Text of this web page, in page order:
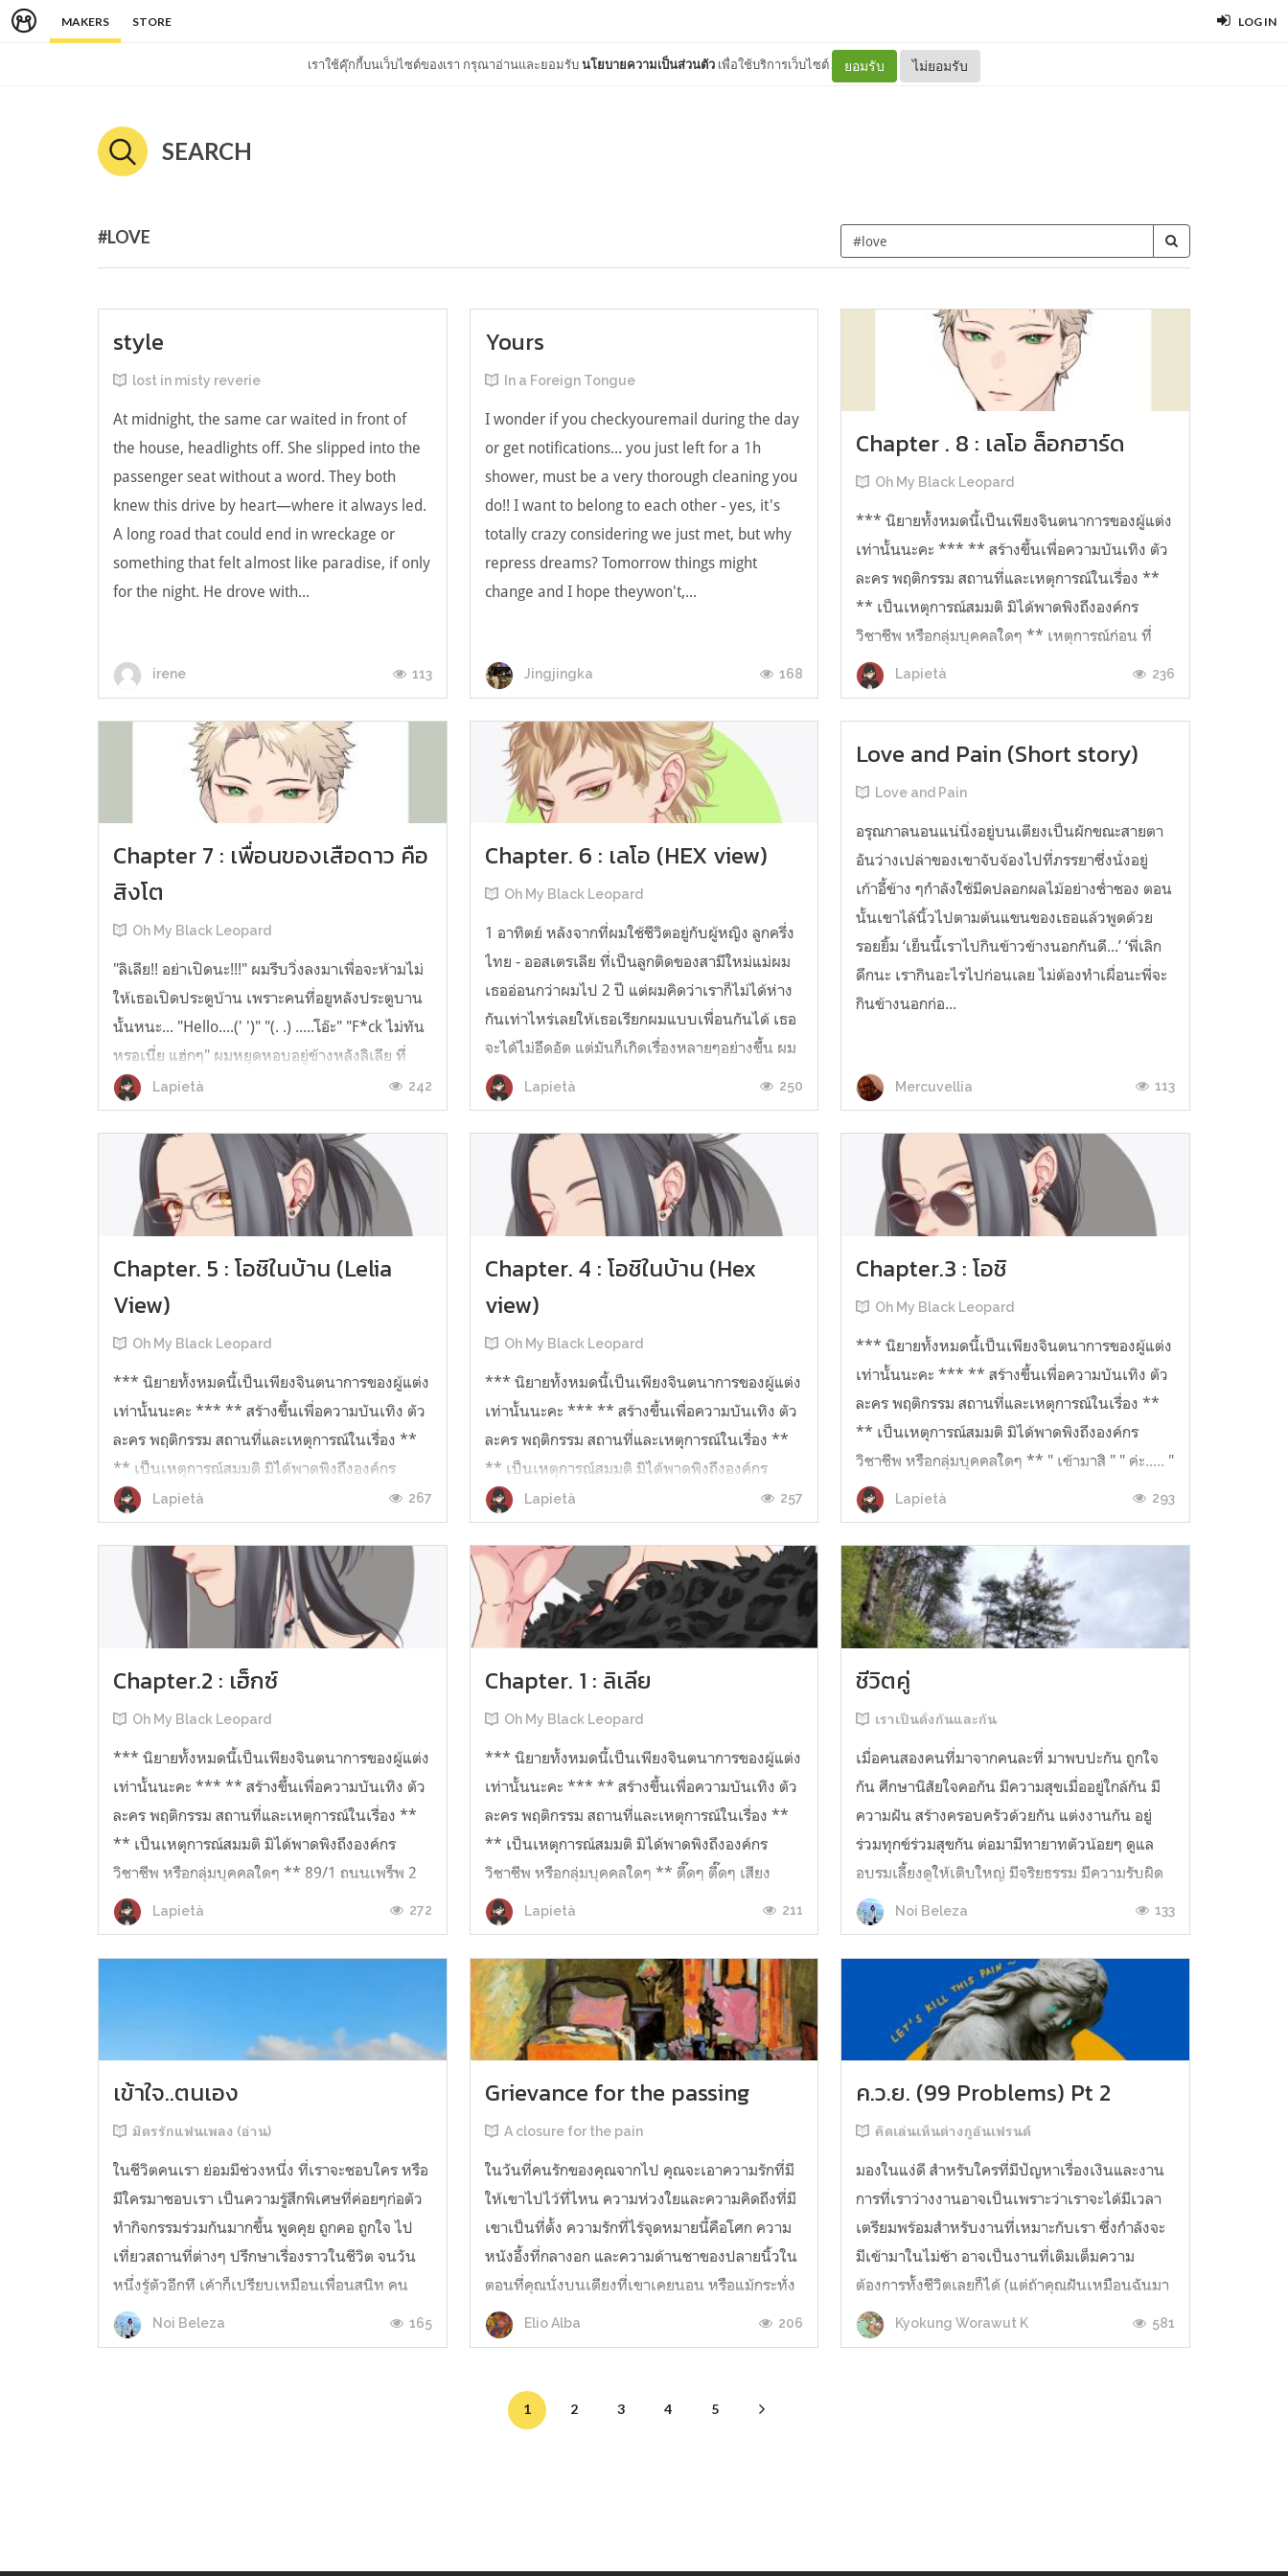
MAKERS STORE LOG IN
เราใช้คุ๊กกี้บนเว็บไซต์ของเรา กรุณาอ่านและยอมรับนโยบายความเป็นส่วนตัว เพื่อใช้บริการเว็บไซต์ ยอมรับ ไม่ยอมรับ
SEARCH
#LOVE
style
lost in misty reverie
At midnight, the same car waited in front of
the house, headlights off. She slipped into the
passenger seat without a word. They both
knew this drive by heart—where it always led.
A long road that could end in wreckage or
something that felt almost like paradise, if only
for the night. He drove with...
irene 113
Yours
In a Foreign Tongue
I wonder if you checkyouremail during the day
or get notifications... you just left for a 1h
shower, must be a very thorough cleaning you
do!! I want to belong to each other - yes, it's
totally crazy considering we just met, but why
repress dreams? Tomorrow things might
change and I hope theywon't,...
Jingjingka 168
Chapter . 8 : เลโอ ล็อกฮาร์ด
Oh My Black Leopard
*** นิยายทั้งหมดนี้เป็นเพียงจินตนาการของผู้แต่ง
เท่านั้นนะคะ *** ** สร้างขึ้นเพื่อความบันเทิง ตัว
ละคร พฤติกรรม สถานที่และเหตุการณ์ในเรื่อง **
** เป็นเหตุการณ์สมมติ มิได้พาดพิงถึงองค์กร
วิชาชีพ หรือกลุ่มบุคคลใดๆ ** เหตุการณ์ก่อน ที่
เลโอจะไปบ้านเฮ็กซ์ ณ บริษั...
Lapietà 236
Chapter 7 : เพื่อนของเสือดาว คือ
สิงโต
Oh My Black Leopard
"ลิเลีย!! อย่าเปิดนะ!!!" ผมรีบวิ่งลงมาเพื่อจะห้ามไม่
ให้เธอเปิดประตูบ้าน เพราะคนที่อยูหลังประตูบาน
นั้นหนะ... "Hello....(' ')" "(. .) .....โอ๊ะ" "F*ck ไม่ทัน
หรอเนี่ย แฮ่กๆ" ผมหยุดหอบอยู่ข้างหลังลิเลีย ที่
เปิดประตูเงยหน้าดูคนตัวสูงตรงหน้าตัวเองแล้วก็
จ้องกันไปมา ชายตัวสูงผมสีบลอนด์ กับ ผู้หญิงร่าง
เล็ก "...
Lapietà 242
Chapter. 6 : เลโอ (HEX view)
Oh My Black Leopard
1 อาทิตย์ หลังจากที่ผมใช้ชีวิตอยู่กับผู้หญิง ลูกครึ่ง
ไทย - ออสเตรเลีย ที่เป็นลูกติดของสามีใหม่แม่ผม
เธออ่อนกว่าผมไป 2 ปี แต่ผมคิดว่าเราก็ไม่ได้ห่าง
กันเท่าไหร่เลยให้เธอเรียกผมแบบเพื่อนกันได้ เธอ
จะได้ไม่อึดอัด แต่มันก็เกิดเรื่องหลายๆอย่างขึ้น ผม
ค่อนข้างจะใช้ชีวิตคนเดียวส่วนใหญ่ ผมเลยไม่ชิน
เท่าไหร่เวลา...
Lapietà 250
Love and Pain (Short story)
Love and Pain
อรุณกาลนอนแน่นิ่งอยู่บนเตียงเป็นผักขณะสายตา
อันว่างเปล่าของเขาจับจ้องไปที่ภรรยาซึ่งนั่งอยู่
เก้าอี้ข้าง ๆกำลังใช้มีดปลอกผลไม้อย่างช่ำชอง ตอน
นั้นเขาไล้นิ้วไปตามต้นแขนของเธอแล้วพูดด้วย
รอยยิ้ม ‘เย็นนี้เราไปกินข้าวข้างนอกกันดี...’ ‘พี่เลิก
ดึกนะ เรากินอะไรไปก่อนเลย ไม่ต้องทำเผื่อนะพี่จะ
กินข้างนอกก่อ...
Mercuvellia 113
Chapter. 5 : โอชิในบ้าน (Lelia
View)
Oh My Black Leopard
*** นิยายทั้งหมดนี้เป็นเพียงจินตนาการของผู้แต่ง
เท่านั้นนะคะ *** ** สร้างขึ้นเพื่อความบันเทิง ตัว
ละคร พฤติกรรม สถานที่และเหตุการณ์ในเรื่อง **
** เป็นเหตุการณ์สมมติ มิได้พาดพิงถึงองค์กร
วิชาชีพ หรือกลุ่มบุคคลใดๆ ** ผ่านมา 1 สัปดาห์
แล้ว ที่ฉันใช้ชีวิตอยู่ที่บ้...
Lapietà 267
Chapter. 4 : โอชิในบ้าน (Hex
view)
Oh My Black Leopard
*** นิยายทั้งหมดนี้เป็นเพียงจินตนาการของผู้แต่ง
เท่านั้นนะคะ *** ** สร้างขึ้นเพื่อความบันเทิง ตัว
ละคร พฤติกรรม สถานที่และเหตุการณ์ในเรื่อง **
** เป็นเหตุการณ์สมมติ มิได้พาดพิงถึงองค์กร
วิชาชีพ หรือกลุ่มบุคคลใดๆ ** "ฉัน...เป็นโอชิของ
คุณ!!!!!" เธอ บอกผมแบบนั้น.....
Lapietà 257
Chapter.3 : โอชิ
Oh My Black Leopard
*** นิยายทั้งหมดนี้เป็นเพียงจินตนาการของผู้แต่ง
เท่านั้นนะคะ *** ** สร้างขึ้นเพื่อความบันเทิง ตัว
ละคร พฤติกรรม สถานที่และเหตุการณ์ในเรื่อง **
** เป็นเหตุการณ์สมมติ มิได้พาดพิงถึงองค์กร
วิชาชีพ หรือกลุ่มบุคคลใดๆ ** " เข้ามาสิ " " ค่ะ..... "
U///U ฉันเดิน...
Lapietà 293
Chapter.2 : เฮ็กซ์
Oh My Black Leopard
*** นิยายทั้งหมดนี้เป็นเพียงจินตนาการของผู้แต่ง
เท่านั้นนะคะ *** ** สร้างขึ้นเพื่อความบันเทิง ตัว
ละคร พฤติกรรม สถานที่และเหตุการณ์ในเรื่อง **
** เป็นเหตุการณ์สมมติ มิได้พาดพิงถึงองค์กร
วิชาชีพ หรือกลุ่มบุคคลใดๆ ** 89/1 ถนนเพร็พ 2
ชม. ฉันอยู่หน้าบ้าน 2 ชั้...
Lapietà 272
Chapter. 1 : ลิเลีย
Oh My Black Leopard
*** นิยายทั้งหมดนี้เป็นเพียงจินตนาการของผู้แต่ง
เท่านั้นนะคะ *** ** สร้างขึ้นเพื่อความบันเทิง ตัว
ละคร พฤติกรรม สถานที่และเหตุการณ์ในเรื่อง **
** เป็นเหตุการณ์สมมติ มิได้พาดพิงถึงองค์กร
วิชาชีพ หรือกลุ่มบุคคลใดๆ ** ตี๊ดๆ ตี๊ดๆ เสียง
นาฬิกาปลุกดังขึ้นเวล...
Lapietà 211
ชีวิตคู่
เราเป็นดั่งกันและกัน
เมื่อคนสองคนที่มาจากคนละที่ มาพบปะกัน ถูกใจ
กัน ศึกษานิสัยใจคอกัน มีความสุขเมื่ออยู่ใกล้กัน มี
ความฝัน สร้างครอบครัวด้วยกัน แต่งงานกัน อยู่
ร่วมทุกข์ร่วมสุขกัน ต่อมามีทายาทตัวน้อยๆ ดูแล
อบรมเลี้ยงดูให้เติบใหญ่ มีจริยธรรม มีความรับผิด
ชอบ ให้ดูแลตนเองต่อไปได้ ชีวิตคู่ที่ลงตัว ผ่าน
ทุกข์ ผ่านสุขมามากมาย ...
Noi Beleza 133
เข้าใจ..ตนเอง
มิตรรักแฟนเพลง (อ่าน)
ในชีวิตคนเรา ย่อมมีช่วงหนึ่ง ที่เราจะชอบใคร หรือ
มีใครมาชอบเรา เป็นความรู้สึกพิเศษที่ค่อยๆก่อตัว
ทำกิจกรรมร่วมกันมากขึ้น พูดคุย ถูกคอ ถูกใจ ไป
เที่ยวสถานที่ต่างๆ ปรึกษาเรื่องราวในชีวิต จนวัน
หนึ่งรู้ตัวอีกที เค้าก็เปรียบเหมือนเพื่อนสนิท คน
ที่มาเติมเต็มความฝันของกันและกัน . . หลายคน
อยากให้...
Noi Beleza 165
Grievance for the passing
A closure for the pain
ในวันที่คนรักของคุณจากไป คุณจะเอาความรักที่มี
ให้เขาไปไว้ที่ไหน ความห่วงใยและความคิดถึงที่มี
เขาเป็นที่ตั้ง ความรักที่ไร้จุดหมายนี้คือโศก ความ
หนังอึ้งที่กลางอก และความด้านชาของปลายนิ้วใน
ตอนที่คุณนั่งบนเตียงที่เขาเคยนอน หรือแม้กระทั่ง
แปรงสีฟันของเขาที่วางอยู่ในแก้วก็ยังทำให้ตาของ
คุณขุ่นมัวได้ในพริบตา...
Elio Alba 206
ค.ว.ย. (99 Problems) Pt 2
คิดเล่นเห็นต่างกูอันเฟรนด์
มองในแง่ดี สำหรับใครที่มีปัญหาเรื่องเงินและงาน
การที่เราว่างงานอาจเป็นเพราะว่าเราจะได้มีเวลา
เตรียมพร้อมสำหรับงานที่เหมาะกับเรา ซึ่งกำลังจะ
มีเข้ามาในไม่ช้า อาจเป็นงานที่เติมเต็มความ
ต้องการทั้งชีวิตเลยก็ได้ (แต่ถ้าคุณฝันเหมือนฉันมา
ตลอดว่าโตขึ้นอยากจะเป็นเศรษฐี ซึ่งนั่นไม่นับเป็น
อาชีพ อันนี้ก็อีกเรื่อง...
Kyokung Worawut K 581
1 2 3 4 5